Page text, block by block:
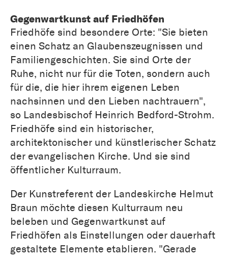
Gegenwartkunst auf Friedhöfen
Friedhöfe sind besondere Orte: "Sie bieten
einen Schatz an Glaubenszeugnissen und
Familiengeschichten. Sie sind Orte der
Ruhe, nicht nur für die Toten, sondern auch
für die, die hier ihrem eigenen Leben
nachsinnen und den Lieben nachtrauern",
so Landesbischof Heinrich Bedford-Strohm.
Friedhöfe sind ein historischer,
architektonischer und künstlerischer Schatz
der evangelischen Kirche. Und sie sind
öffentlicher Kulturraum.
Der Kunstreferent der Landeskirche Helmut
Braun möchte diesen Kulturraum neu
beleben und Gegenwartkunst auf
Friedhöfen als Einstellungen oder dauerhaft
gestaltete Elemente etablieren. "Gerade